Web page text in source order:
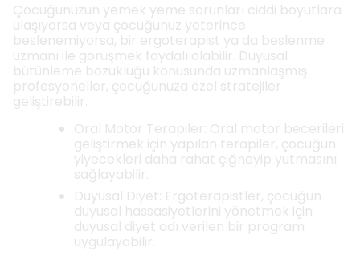
Çocuğunuzun yemek yeme sorunları ciddi boyutlara
ulaşıyorsa veya çocuğunuz yeterince
beslenemiyorsa, bir ergoterapist ya da beslenme
uzmanı ile görüşmek faydalı olabilir. Duyusal
bütünleme bozukluğu konusunda uzmanlaşmış
profesyoneller, çocuğunuza özel stratejiler
geliştirebilir.
Oral Motor Terapiler: Oral motor becerileri
geliştirmek için yapılan terapiler, çocuğun
yiyecekleri daha rahat çiğneyip yutmasını
sağlayabilir.
Duyusal Diyet: Ergoterapistler, çocuğun
duyusal hassasiyetlerini yönetmek için
duyusal diyet adı verilen bir program
uygulayabilir.